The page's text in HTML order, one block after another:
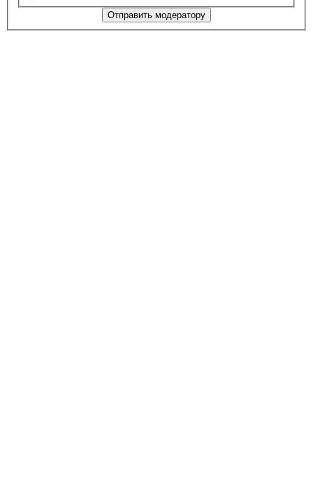
Отправить модератору